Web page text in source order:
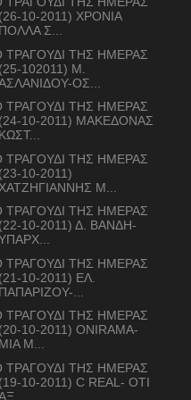
(26-10-2011) ΧΡΟΝΙΑ
ΠΟΛΛΑ Σ...
ΤΡΑΓΟΥΔΙ ΤΗΣ ΗΜΕΡΑΣ
(25-102011) Μ.
ΟΣ...
ΤΡΑΓΟΥΔΙ ΤΗΣ ΗΜΕΡΑΣ
(24-10-2011) ΜΑΚΕΔΟΝΑΣ
ΚΩΣΤ...
ΤΡΑΓΟΥΔΙ ΤΗΣ ΗΜΕΡΑΣ
(23-10-2011)
ΧΑΤΖΗΓΙΑΝΝΗΣ Μ...
ΤΡΑΓΟΥΔΙ ΤΗΣ ΗΜΕΡΑΣ
(22-10-2011) Δ. ΒΑΝΔΗ-
ΤΡΑΓΟΥΔΙ ΤΗΣ ΗΜΕΡΑΣ
(21-10-2011) ΕΛ.
ΠΑΠΑΡΙΖΟΥ-...
ΤΡΑΓΟΥΔΙ ΤΗΣ ΗΜΕΡΑΣ
(20-10-2011) ONIRAMA-
ΜΙΑ Μ...
ΤΡΑΓΟΥΔΙ ΤΗΣ ΗΜΕΡΑΣ
(19-10-2011) C REAL- ΟΤΙ